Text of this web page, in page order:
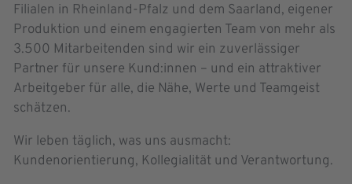
Filialen in Rheinland-Pfalz und dem Saarland, eigener
Produktion und einem engagierten Team von mehr als
3.500 Mitarbeitenden sind wir ein zuverlässiger
Partner für unsere Kund:innen – und ein attraktiver
Arbeitgeber für alle, die Nähe, Werte und Teamgeist
schätzen.
Wir leben täglich, was uns ausmacht:
Kundenorientierung, Kollegialität und Verantwortung.